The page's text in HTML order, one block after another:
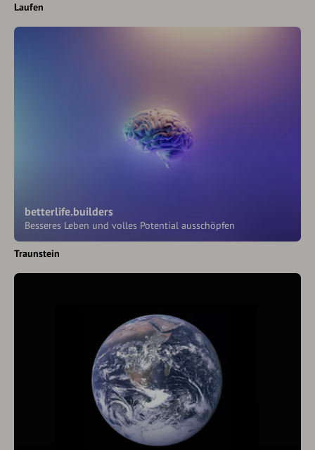
Laufen
betterlife.builders
Besseres Leben und volles Potential ausschöpfen
Traunstein